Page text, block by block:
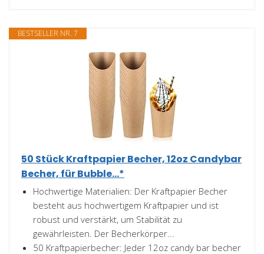
BESTSELLER NR. 7
50 Stück Kraftpapier Becher, 12oz Candybar
Becher, für Bubble...*
Hochwertige Materialien: Der Kraftpapier Becher
besteht aus hochwertigem Kraftpapier und ist
robust und verstärkt, um Stabilität zu
gewährleisten. Der Becherkörper...
50 Kraftpapierbecher: Jeder 12oz candy bar becher